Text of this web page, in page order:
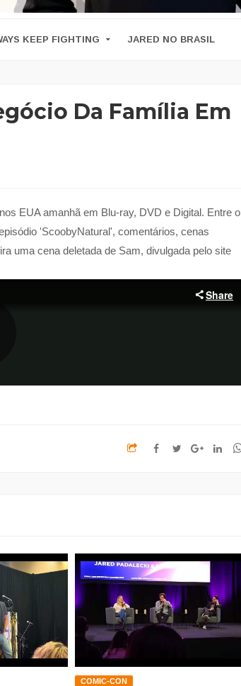
KEEP FIGHTING JARED NO BRASIL
Da Família Em
EUA amanhã em Blu-ray, DVD e Digital. Entre o
'ScoobyNatural', comentários, cenas
uma cena deletada de Sam, divulgada pelo site
COMIC-CON